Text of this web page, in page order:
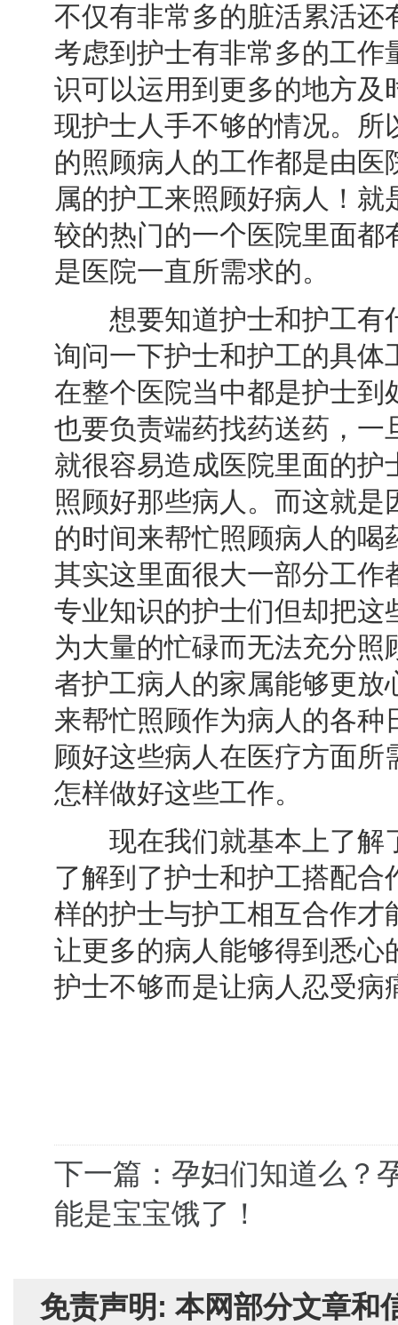
不仅有非常多的脏活累活
考虑到护士有非常多的工
识可以运用到更多的地方
现护士人手不够的情况。
的照顾病人的工作都是由
属的护工来照顾好病人！
较的热门的一个医院里面
是医院一直所需求的。
想要知道护士和护工有
询问一下护士和护工的具
在整个医院当中都是护士
也要负责端药找药送药，
就很容易造成医院里面的
照顾好那些病人。而这就
的时间来帮忙照顾病人的
其实这里面很大一部分工
专业知识的护士们但却把
为大量的忙碌而无法充分
者护工病人的家属能够更
来帮忙照顾作为病人的各
顾好这些病人在医疗方面
怎样做好这些工作。
现在我们就基本上了解
了解到了护士和护工搭配
样的护士与护工相互合作
让更多的病人能够得到悉
护士不够而是让病人忍受病
下一篇：孕妇们知道么？
能是宝宝饿了！
免责声明: 本网部分文章和